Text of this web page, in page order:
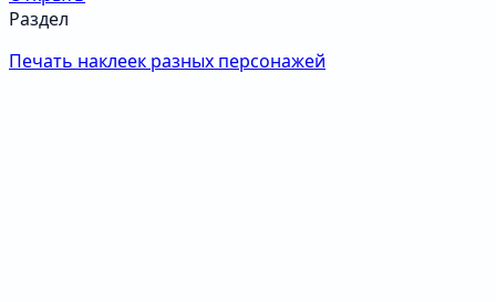
Раздел
Печать наклеек разных персонажей